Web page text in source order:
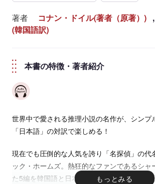
著者 コナン・ドイル(著者（原著）) ,
(韓国語訳)
本書の特徴・著者紹介
世界中で愛される推理小説の名作が、シンプ
「日本語」の対訳で楽しめる！
現在でも圧倒的な人気を誇り「名探偵」の代
ック・ホームズ。熱狂的なファンであるシャ
た5編を韓国語と日本語の対訳で収録。読み